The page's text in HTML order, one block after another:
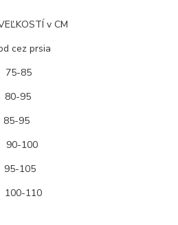
v CM
cez prsia
85
95
95
110